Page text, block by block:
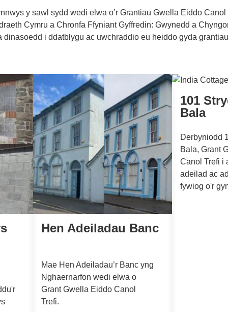
y sawl sydd wedi elwa o’r Grantiau Gwella Eiddo
Cymru a Chronfa Ffyniant Gyffredin: Gwynedd a
dinasoedd i ddatblygu ac uwchraddio eu heiddo gyda
Hen Adeiladau Banc
Mae Hen Adeiladau’r Banc yng
Nghaernarfon wedi elwa o
Grant Gwella Eiddo Canol
Trefi.
101
Bala
Derbyniodd
Bala, Grant
Canol Trefi i
adeilad ac
fywiog o'r